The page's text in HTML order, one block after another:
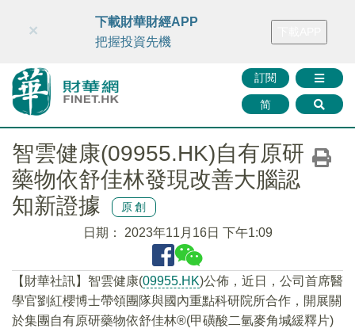
財華智庫網 FINTV FINMETA 財華證券 媒體矩陣
訂閱
简
×
下載財華財經APP
把握投資先機
智雲健康(09955.HK)自有原研
藥物依舒佳林發現改善大腦認
知新證據
原創
日期： 2023年11月16日 下午1:09
【財華社訊】智雲健康(09955.HK)公佈，近日，公司首席醫
學官劉紅櫻博士帶領團隊與國內重點科研院所合作，開展關
於集團自有原研藥物依舒佳林®(甲磺酸二氫麥角堿緩釋片)